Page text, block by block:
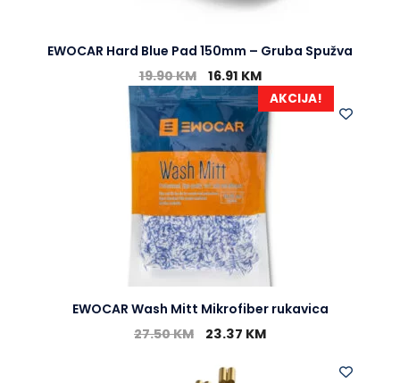
EWOCAR Hard Blue Pad 150mm – Gruba Spužva
19.90KM 16.91 KM
AKCIJA!
EWOCAR Wash Mitt Mikrofiber rukavica
27.50KM 23.37 KM